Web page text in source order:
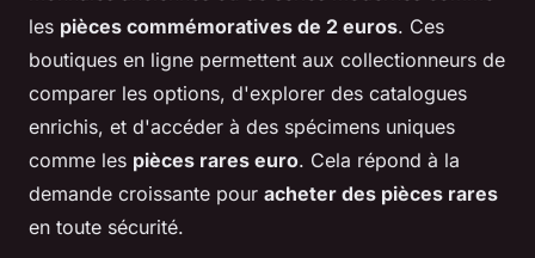
les pièces commémoratives de 2 euros. Ces
boutiques en ligne permettent aux collectionneurs de
comparer les options, d'explorer des catalogues
enrichis, et d'accéder à des spécimens uniques
comme les pièces rares euro. Cela répond à la
demande croissante pour acheter des pièces rares
en toute sécurité.